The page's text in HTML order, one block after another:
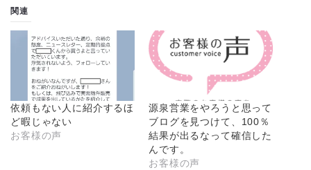
関連
依頼もない人に紹介するほ
ど暇じゃない
お客様の声
源泉営業をやろうと思って
ブログを見つけて、100％
結果が出るなって確信した
んです。
お客様の声